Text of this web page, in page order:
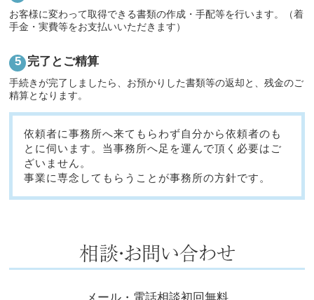
お客様に変わって取得できる書類の作成・手配等を行います。（着
手金・実費等をお支払いいただきます）
完了とご精算
手続きが完了しましたら、お預かりした書類等の返却と、残金のご
精算となります。
依頼者に事務所へ来てもらわず自分から依頼者のも
とに伺います。当事務所へ足を運んで頂く必要はご
ざいません。
事業に専念してもらうことが事務所の方針です。